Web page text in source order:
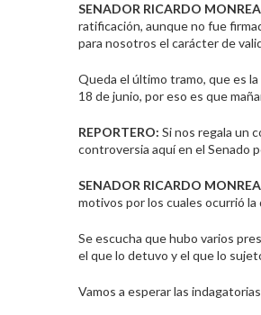
SENADOR RICARDO
ratificación, aunque no fue
para nosotros el carácter de
Queda el último tramo, que es
18 de junio, por eso es que
REPORTERO: Si nos regala un
controversia aquí en el Senado
SENADOR RICARDO
motivos por los cuales ocurrió
Se escucha que hubo varios
el que lo detuvo y el que lo
Vamos a esperar las